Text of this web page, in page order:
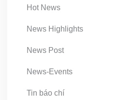
Hot News
News Highlights
News Post
News-Events
Tin báo chí